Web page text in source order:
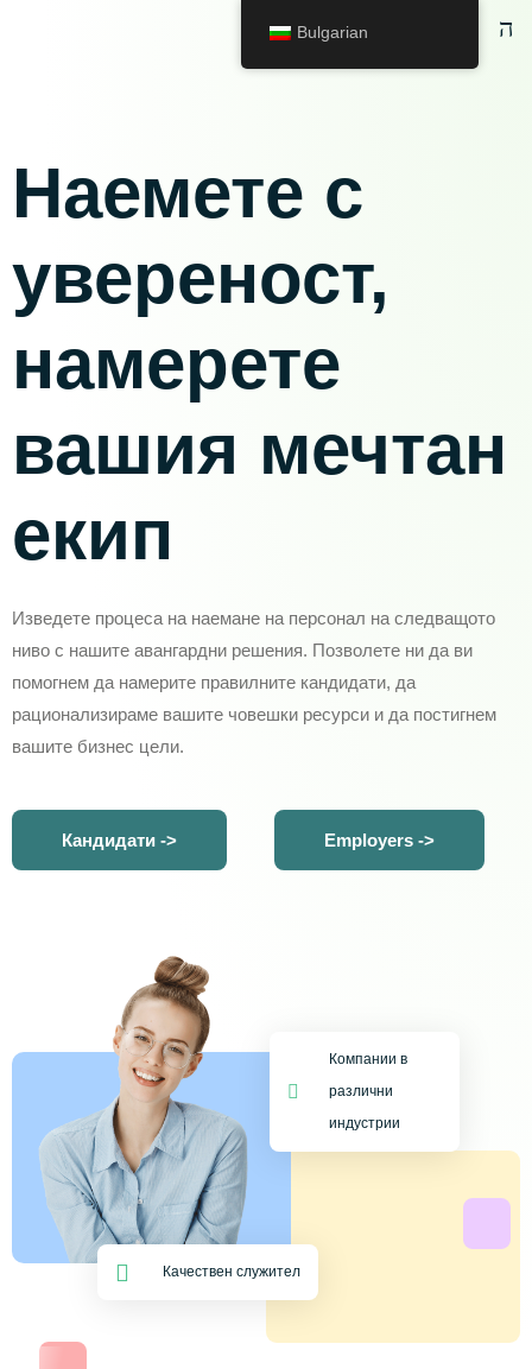
Наемете с
увереност,
намерете
вашия мечтан
екип
Изведете процеса на наемане на персонал на следващото
ниво с нашите авангардни решения. Позволете ни да ви
помогнем да намерите правилните кандидати, да
рационализираме вашите човешки ресурси и да постигнем
вашите бизнес цели.
Кандидати -> Employers ->
Компании в
различни
индустрии
Качествен служител
Bulgarian